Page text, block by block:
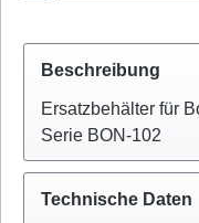
Beschreibung
Ersatzbehälter für
Serie BON-102
Technische Daten